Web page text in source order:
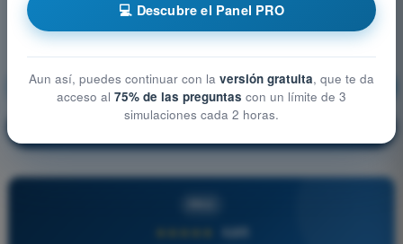
Seguridad (Security) ¡Entrenamiento!
4,6/5
💻 Descubre el Panel PRO
Aun así, puedes continuar con la versión gratuita, que te da
acceso al 75% de las preguntas con un límite de 3
simulaciones cada 2 horas.